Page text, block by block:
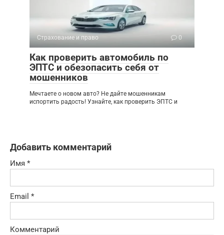
Страхование и право 0
Как проверить автомобиль по
ЭПТС и обезопасить себя от
мошенников
Мечтаете о новом авто? Не дайте мошенникам
испортить радость! Узнайте, как проверить ЭПТС и
Добавить комментарий
Имя *
Email *
Комментарий